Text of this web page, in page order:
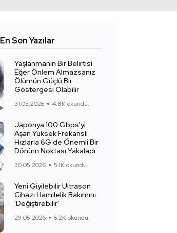
En Son Yazılar
Yaşlanmanın Bir Belirtisi
Eğer Önlem Almazsanız
Ölümün Güçlü Bir
Göstergesi Olabilir
31.05.2026 4.8K okundu.
Japonya 100 Gbps'yi
Aşan Yüksek Frekanslı
Hızlarla 6G'de Önemli Bir
Dönüm Noktası Yakaladı
30.05.2026 5.1K okundu.
Yeni Giyilebilir Ultrason
Cihazı Hamilelik Bakımını
'Değiştirebilir'
29.05.2026 6.2K okundu.